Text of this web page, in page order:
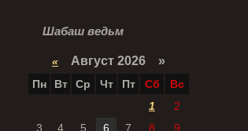
Шабаш ведьм
« Август 2026 »
Пн Вт Ср Чт Пт Сб
Вс
1
2
3
4 5 6 7 8
9